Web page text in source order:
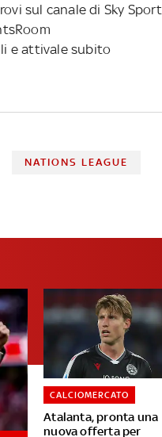
sul canale di Sky Sport
e attivale subito
NATIONS LEAGUE
Atalanta, pronta una
nuova offerta per
CALCIOMERCATO